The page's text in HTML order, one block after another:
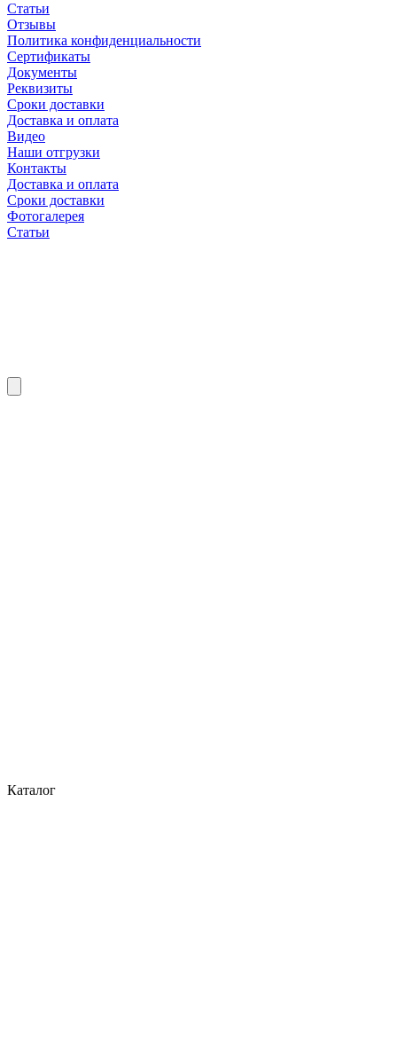
Статьи
Отзывы
Политика конфиденциальности
Сертификаты
Документы
Реквизиты
Сроки доставки
Доставка и оплата
Видео
Наши отгрузки
Контакты
Доставка и оплата
Сроки доставки
Фотогалерея
Статьи
Каталог